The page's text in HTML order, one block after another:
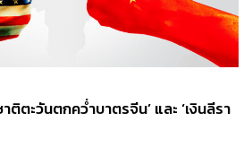
ติตะวันตกคว่ำบาตรจีน’ และ ‘เงินลีรา